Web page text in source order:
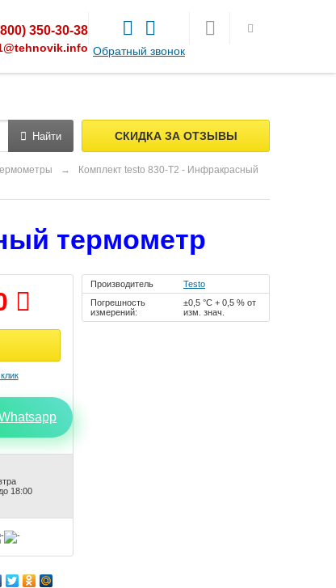
Обратный звонок
350-30-38
Найти СКИДКА ЗА ОТЗЫВЫ
→
Комплект testo 830-T2 - Инфракрасный
термометр
18:00
Производитель
Testo
Погрешность
измерений:
±0,5 °C + 0,5 % от
изм. знач.